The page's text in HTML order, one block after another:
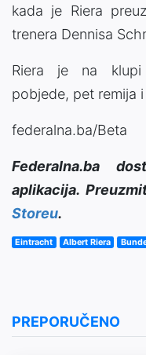
kada je Riera
trenera Dennisa
Riera je na klupi
pobjede, pet remija
federalna.ba/Beta
Federalna.ba
aplikacija.
Storeu.
Eintracht Albert Riera
PREPORUČENO